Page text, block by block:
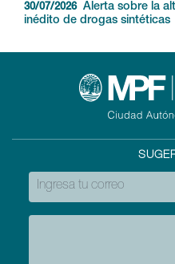
30/07/2026
Alerta sobre la
inédito de drogas sintéticas